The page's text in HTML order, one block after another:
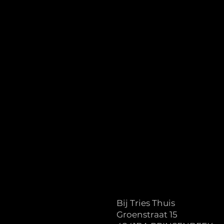
Bij Tries Thuis
Groenstraat 15